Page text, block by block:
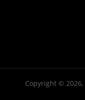
Copyright © 2026,